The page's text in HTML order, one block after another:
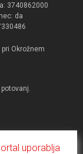
3740862000
da
Okrožnem
uporablja